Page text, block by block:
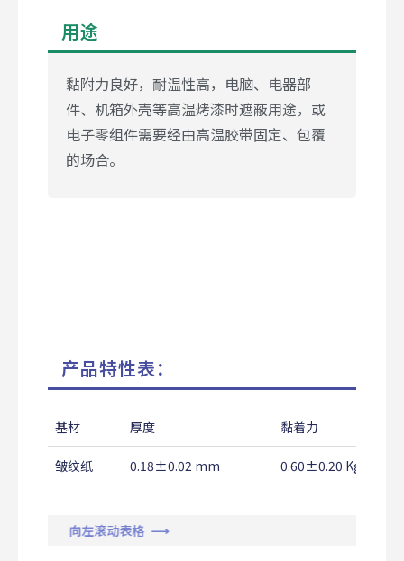
用途
黏附力良好，耐温性高，电脑、电器部
件、机箱外壳等高温烤漆时遮蔽用途，或
电子零组件需要经由高温胶带固定、包覆
的场合。
产品特性表：
基材 厚度 黏着力
皱纹纸 0.18±0.02 mm 0.60±0.20 Kg/
向左滚动表格 ⟶